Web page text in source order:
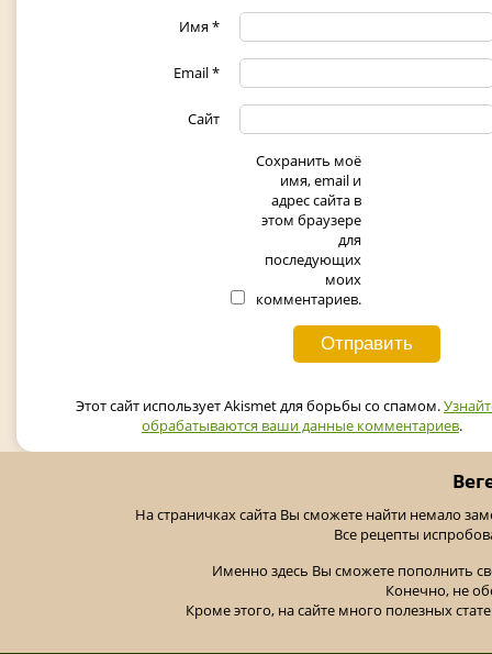
Имя*
Email*
Сайт
Сохранить моё
имя, email и
адрес сайта в
этом браузере
для
последующих
моих
комментариев.
Этот сайт использует Akismet для борьбы со спамом.
обрабатываются ваши данные комментариев.
На страничках сайта Вы сможете найти немало
Все рецепты
Именно здесь Вы сможете пополнить
Конечно, не
Кроме этого, на сайте много полезных